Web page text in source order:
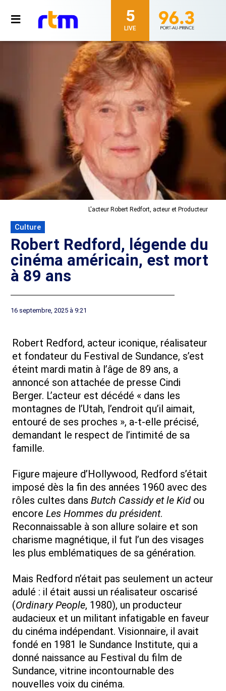
5
LIVE
L'acteur Robert Redfort, acteur et Producteur
Culture
Robert Redford, légende du
cinéma américain, est mort
à 89 ans
16 septembre, 2025 à 9:21
Robert Redford, acteur iconique, réalisateur
et fondateur du Festival de Sundance, s’est
éteint mardi matin à l’âge de 89 ans, a
annoncé son attachée de presse Cindi
Berger. L’acteur est décédé « dans les
montagnes de l’Utah, l’endroit qu’il aimait,
entouré de ses proches », a-t-elle précisé,
demandant le respect de l’intimité de sa
famille.
Figure majeure d’Hollywood, Redford s’était
imposé dès la fin des années 1960 avec des
rôles cultes dans Butch Cassidy et le Kid ou
encore Les Hommes du président.
Reconnaissable à son allure solaire et son
charisme magnétique, il fut l’un des visages
les plus emblématiques de sa génération.
Mais Redford n’était pas seulement un acteur
adulé : il était aussi un réalisateur oscarisé
(Ordinary People, 1980), un producteur
audacieux et un militant infatigable en faveur
du cinéma indépendant. Visionnaire, il avait
fondé en 1981 le Sundance Institute, qui a
donné naissance au Festival du film de
Sundance, vitrine incontournable des
nouvelles voix du cinéma.